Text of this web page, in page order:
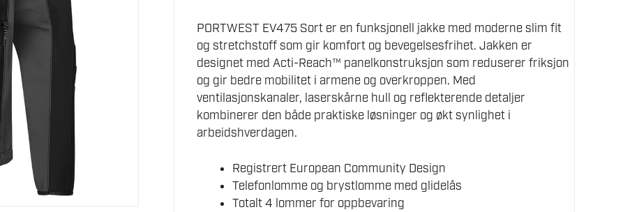
PORTWEST EV475 Sort er en funksjonell jakke med moderne slim fit
og stretchstoff som gir komfort og bevegelsesfrihet. Jakken er
designet med Acti-Reach™ panelkonstruksjon som reduserer friksjon
og gir bedre mobilitet i armene og overkroppen. Med
ventilasjonskanaler, laserskårne hull og reflekterende detaljer
kombinerer den både praktiske løsninger og økt synlighet i
arbeidshverdagen.
Registrert European Community Design
Telefonlomme og brystlomme med glidelås
Totalt 4 lommer for oppbevaring